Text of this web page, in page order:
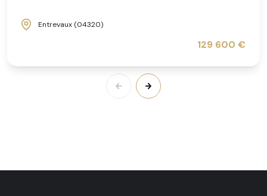
Entrevaux (04320)
129 600 €